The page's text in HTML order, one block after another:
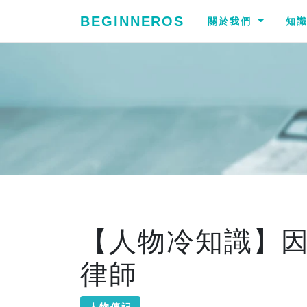
BEGINNEROS 關於我們 知
【人物冷知識】
律師